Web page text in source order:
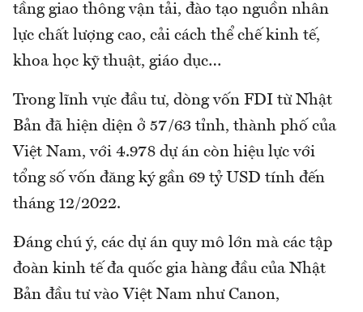
tầng giao thông vận tải, đào tạo nguồn nhân
lực chất lượng cao, cải cách thể chế kinh tế,
khoa học kỹ thuật, giáo dục…
Trong lĩnh vực đầu tư, dòng vốn FDI từ Nhật
Bản đã hiện diện ở 57/63 tỉnh, thành phố của
Việt Nam, với 4.978 dự án còn hiệu lực với
tổng số vốn đăng ký gần 69 tỷ USD tính đến
tháng 12/2022.
Đáng chú ý, các dự án quy mô lớn mà các tập
đoàn kinh tế đa quốc gia hàng đầu của Nhật
Bản đầu tư vào Việt Nam như Canon,